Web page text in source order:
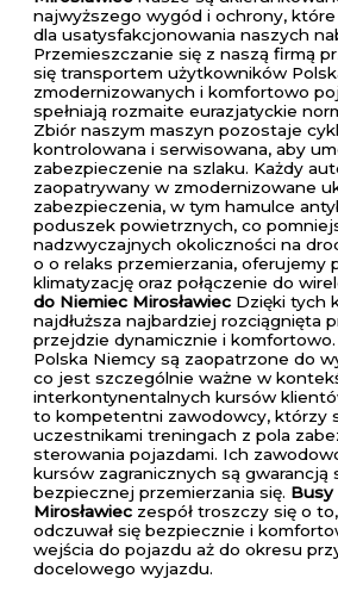
najwyższego wygód i ochrony,
dla usatysfakcjonowania naszych
Przemieszczanie się z naszą firmą
się transportem użytkowników
zmodernizowanych i komfortowo
spełniają rozmaite eurazjatyckie
Zbiór naszym maszyn pozostaje
kontrolowana i serwisowana, aby
zabezpieczenie na szlaku. Każdy
zaopatrywany w zmodernizowane
zabezpieczenia, w tym hamulce
poduszek powietrznych, co
nadzwyczajnych okoliczności na
o o relaks przemierzania, oferujemy
klimatyzację oraz połączenie do
do Niemiec Mirosławiec Dzięki tych
najdłuższa najbardziej rozciągnięta
przejdzie dynamicznie i
Polska Niemcy są zaopatrzone do
co jest szczególnie ważne w
interkontynentalnych kursów
to kompetentni zawodowcy, którzy
uczestnikami treningach z pola
sterowania pojazdami. Ich
kursów zagranicznych są gwarancją
bezpiecznej przemierzania się. Busy
Mirosławiec zespół troszczy się o
odczuwał się bezpiecznie i
wejścia do pojazdu aż do okresu
docelowego wyjazdu.